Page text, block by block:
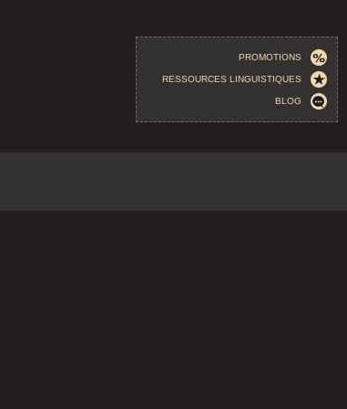
PROMOTIONS
RESSOURCES LINGUISTIQUES
BLOG